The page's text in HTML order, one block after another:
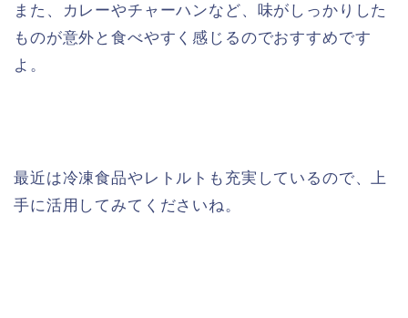
また、カレーやチャーハンなど、味がしっかりした
ものが意外と食べやすく感じるのでおすすめです
よ。
最近は冷凍食品やレトルトも充実しているので、上
手に活用してみてくださいね。